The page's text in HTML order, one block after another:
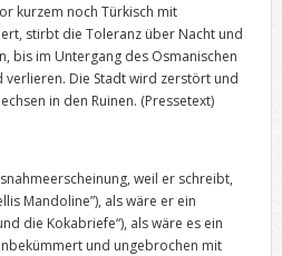
kurzem noch Türkisch mit
stirbt die Toleranz über Nacht und
bis im Untergang des Osmanischen
verlieren. Die Stadt wird zerstört und
in den Ruinen. (Pressetext)
weil er schreibt,
Mandoline”), als wäre er ein
die Kokabriefe“), als wäre es ein
und ungebrochen mit